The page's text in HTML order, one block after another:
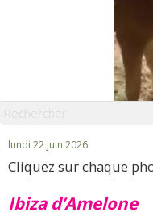
Panier
Contact
lundi 22 juin 2026
Cliquez sur chaque
Ibiza d’Amelone